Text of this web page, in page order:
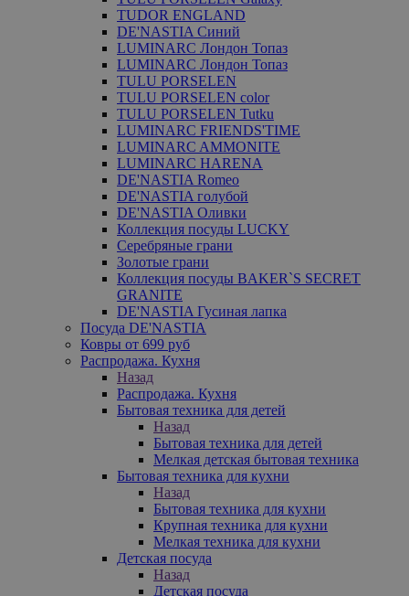
TUDOR ENGLAND
DE'NASTIA Синий
LUMINARC Лондон Топаз
LUMINARC Лондон Топаз
TULU PORSELEN
TULU PORSELEN color
TULU PORSELEN Tutku
LUMINARC FRIENDS'TIME
LUMINARC AMMONITE
LUMINARC HARENA
DE'NASTIA Romeo
DE'NASTIA голубой
DE'NASTIA Оливки
Коллекция посуды LUCKY
Серебряные грани
Золотые грани
Коллекция посуды BAKER`S SECRET
GRANITE
DE'NASTIA Гусиная лапка
Посуда DE'NASTIA
Ковры от 699 руб
Распродажа. Кухня
Назад
Распродажа. Кухня
Бытовая техника для детей
Назад
Бытовая техника для детей
Мелкая детская бытовая техника
Бытовая техника для кухни
Назад
Бытовая техника для кухни
Крупная техника для кухни
Мелкая техника для кухни
Детская посуда
Назад
Детская посуда